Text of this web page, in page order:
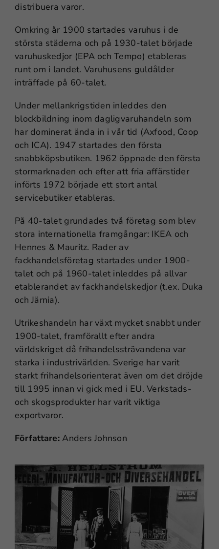
distribuera varor.
Omkring år 1900 startades varuhus i de
största städerna och på 1930-talet började
varuhuskedjor (EPA och Tempo) etableras
runt om i landet. Varuhusens guldålder
inträffade på 60-talet.
Under mellankrigstiden inleddes den
blockbildning inom dagligvaruhandeln som
har dominerat ända in i vår tid (Axfood, Coop
och ICA). 1947 startades den första
snabbköpsbutiken. 1962 öppnade den första
stormarknaden och efter att fria affärstider
införts 1972 började ett stort antal
servicebutiker etableras.
På 40-talet grundades två företag som blev
stora internationella framgångar: IKEA och
Hennes & Mauritz. Rader av
fackhandelsföretag startades under 1900-
talet och på 1960-talet inleddes på allvar
etablerandet av fackhandelskedjor (t.ex. Duka
och Järnia).
Utrikeshandeln har växt mycket snabbt under
1900-talet, framförallt efter andra
världskriget då frihandelssträvandena var
starka i industrivärlden. Sverige har varit
starkt frihandelsorienterat även om det dröjde
till 1995 innan vi gick med i EU. Verkstads-
och skogsprodukter har varit viktiga
exportvaror.
Författare:Anders Johnson